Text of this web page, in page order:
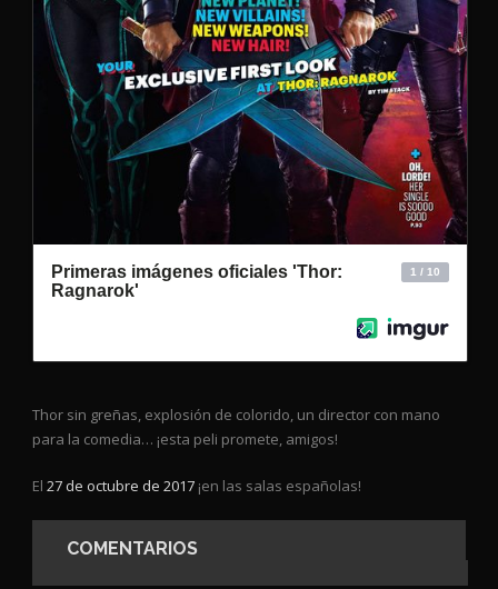
Thor sin greñas, explosión de colorido, un director con mano
para la comedia… ¡esta peli promete, amigos!
El 27 de octubre de 2017 ¡en las salas españolas!
COMENTARIOS